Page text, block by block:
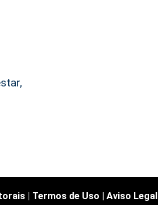
| Termos de Uso | Aviso Legal